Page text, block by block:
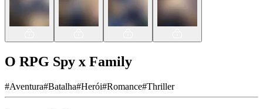
O RPG Spy x Family
#Aventura#Batalha#Herói#Romance#Thriller